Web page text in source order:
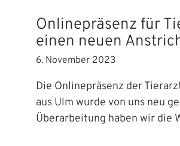
Onlinepräsenz für
einen neuen
6. November 2023
Die Onlinepräsenz der
aus Ulm wurde von uns neu
Überarbeitung haben wir die